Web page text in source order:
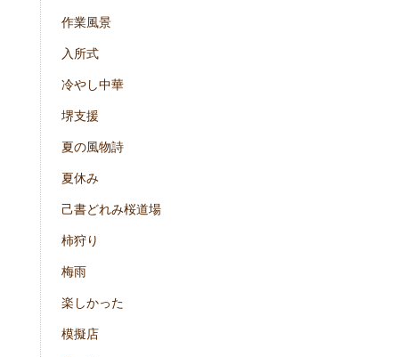
作業風景
入所式
冷やし中華
堺支援
夏の風物詩
夏休み
己書どれみ桜道場
柿狩り
梅雨
楽しかった
模擬店